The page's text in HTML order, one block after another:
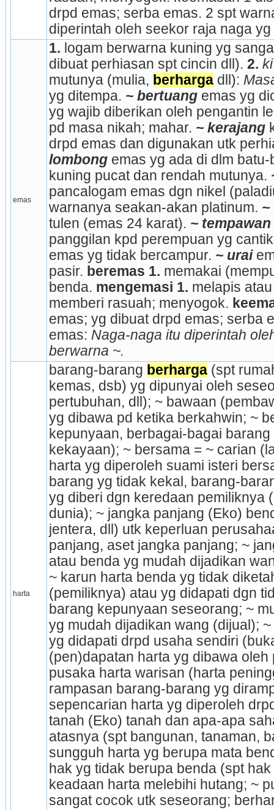
drpd emas; serba emas. 2 spt
diperintah oleh seekor raja naga
emas
1. logam berwarna kuning yg
dibuat perhiasan spt cincin dll). 2. ki
mutunya (mulia, berharga dll):
yg ditempa. ~ bertuang emas yg
yg wajib diberikan oleh pengantin
pd masa nikah; mahar. ~ kerajang
drpd emas dan digunakan utk
lombong emas yg ada di dlm
kuning pucat dan rendah mutunya.
pancalogam emas dgn nikel
warnanya seakan-akan platinum. ~
tulen (emas 24 karat). ~ tempawan
panggilan kpd perempuan yg
emas yg tidak bercampur. ~ urai
pasir. beremas 1. memakai
benda. mengemasi 1. melapis
memberi rasuah; menyogok.
emas; yg dibuat drpd emas; serba
emas: Naga-naga itu diperintah
berwarna ~.
harta
barang-barang berharga (spt
kemas, dsb) yg dipunyai oleh
pertubuhan, dll); ~ bawaan
yg dibawa pd ketika berkahwin; ~
kepunyaan, berbagai-bagai
kekayaan); ~ bersama = ~ carian
harta yg diperoleh suami isteri
barang yg tidak kekal, barang-
yg diberi dgn keredaan pemiliknya
dunia); ~ jangka panjang (Eko)
jentera, dll) utk keperluan
panjang, aset jangka panjang; ~
atau benda yg mudah dijadikan
~ karun harta benda yg tidak
(pemiliknya) atau yg didapati dgn
barang kepunyaan seseorang; ~
yg mudah dijadikan wang (dijual);
yg didapati drpd usaha sendiri
(pen)dapatan harta yg dibawa oleh
pusaka harta warisan (harta
rampasan barang-barang yg
sepencarian harta yg diperoleh
tanah (Eko) tanah dan apa-apa
atasnya (spt bangunan, tanaman,
sung­guh harta yg berupa mata
hak yg tidak berupa benda (spt
keadaan harta melebihi hutang; ~
sangat cocok utk seseorang;